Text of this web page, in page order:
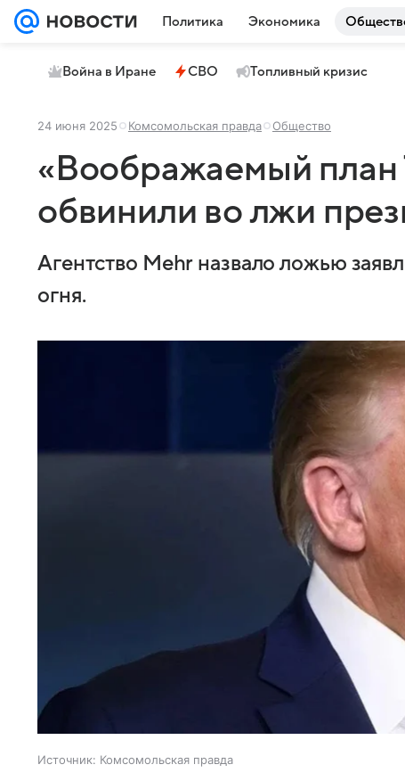
Политика Экономика
Война в Иране СВО Топливный кризис
24 июня 2025 Комсомольская правда Общество
«Воображаемый план
обвинили во лжи
Агентство Mehr назвало ложью
огня.
Источник: Комсомольская правда